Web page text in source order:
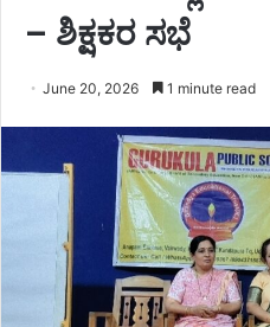
– ಶಿಕ್ಷಕರ ಸಭೆ
June 20, 2026 1 minute read